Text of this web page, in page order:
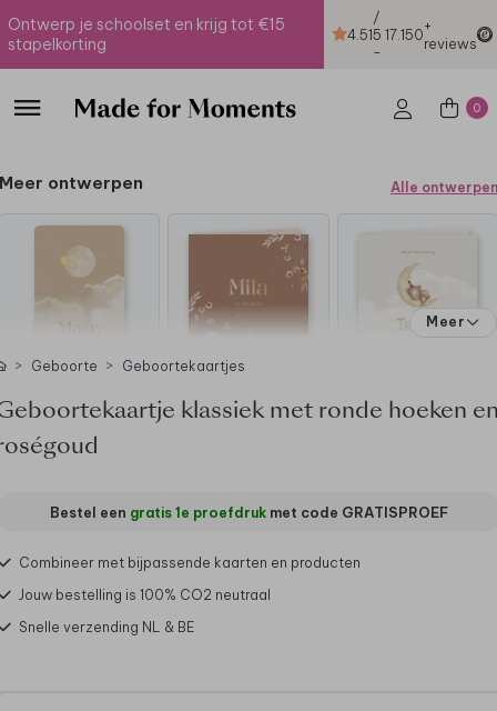
Ontwerp je schoolset en krijg tot €15
stapelkorting
4.51
/
5
-
17.150+
reviews
0
Meer ontwerpen Alle ontwerpen
Meer
Geboorte Geboortekaartjes
klassiek met ronde hoeken
Bestel een gratis 1e proefdrukmet code GRATISPROEF
Combineer met bijpassende kaarten en producten
Jouw bestelling is 100% CO2 neutraal
Snelle verzending NL & BE